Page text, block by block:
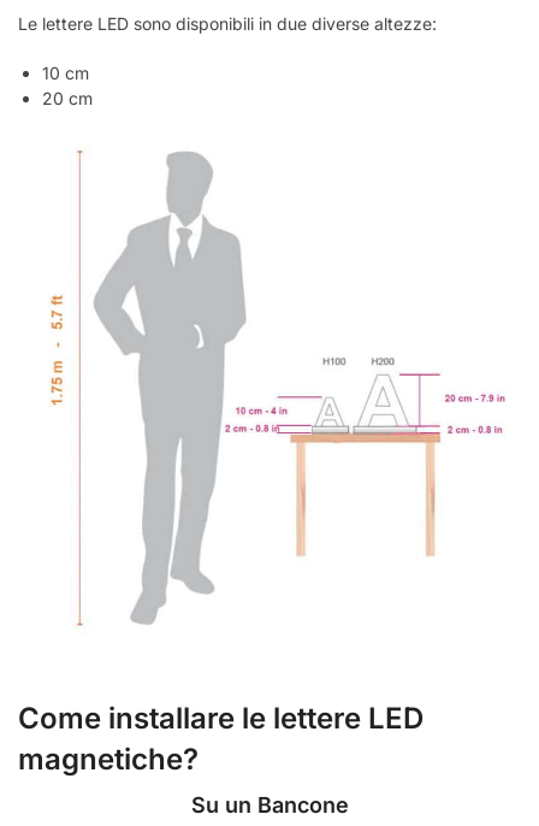
Le lettere LED sono disponibili in due diverse altezze:
10 cm
20 cm
Come installare le lettere LED
magnetiche?
Su un Bancone